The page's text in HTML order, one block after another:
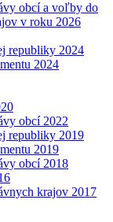
obcí a voľby do
v roku 2026
republiky 2024
2024
obcí 2022
republiky 2019
2019
obcí 2018
krajov 2017